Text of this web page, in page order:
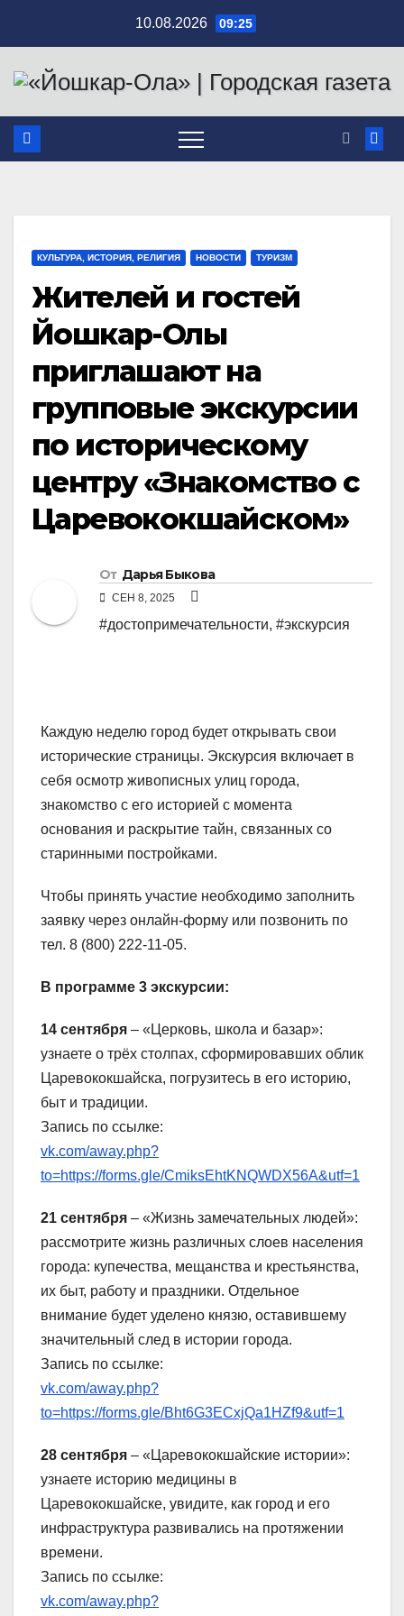
содержимому
10.08.2026 09:25
КУЛЬТУРА, ИСТОРИЯ, РЕЛИГИЯ НОВОСТИ ТУРИЗМ
Жителей и гостей
Йошкар-Олы
приглашают на
групповые экскурсии
по историческому
центру «Знакомство с
Царевококшайском»
От Дарья Быкова
СЕН 8, 2025
#достопримечательности, #экскурсия
Каждую неделю город будет открывать свои
исторические страницы. Экскурсия включает в
себя осмотр живописных улиц города,
знакомство с его историей с момента
основания и раскрытие тайн, связанных со
старинными постройками.
Чтобы принять участие необходимо заполнить
заявку через онлайн-форму или позвонить по
тел. 8 (800) 222-11-05.
В программе 3 экскурсии:
14 сентября – «Церковь, школа и базар»:
узнаете о трёх столпах, сформировавших облик
Царевококшайска, погрузитесь в его историю,
быт и традиции.
Запись по ссылке:
vk.com/away.php?
to=https://forms.gle/CmiksEhtKNQWDX56A&utf=1
21 сентября – «Жизнь замечательных людей»:
рассмотрите жизнь различных слоев населения
города: купечества, мещанства и крестьянства,
их быт, работу и праздники. Отдельное
внимание будет уделено князю, оставившему
значительный след в истории города.
Запись по ссылке:
vk.com/away.php?
to=https://forms.gle/Bht6G3ECxjQa1HZf9&utf=1
28 сентября – «Царевококшайские истории»:
узнаете историю медицины в
Царевококшайске, увидите, как город и его
инфраструктура развивались на протяжении
времени.
Запись по ссылке:
vk.com/away.php?